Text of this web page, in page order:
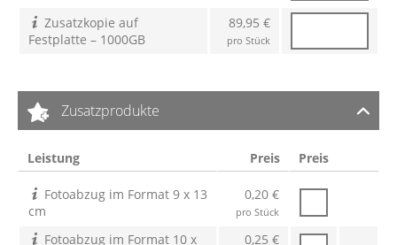
Zusatzkopie auf
Festplatte – 1000GB
89,95 €
pro Stück
Zusatzprodukte
Leistung Preis Preis
Fotoabzug im Format 9 x 13
cm
0,20 €
pro Stück
Fotoabzug im Format 10 x
0,25 €